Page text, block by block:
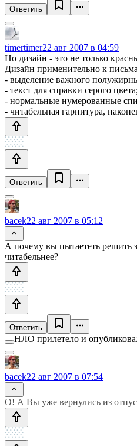
Ответить
timertimer22 авг 2007 в 04:59
Но дизайн - это не только
Дизайн применительно к
- выделение важного
- текст для справки серого цвета;
- нормальные нумерованные
- читабельная гарнитура,
Ответить
bacek22 авг 2007 в 05:12
А почему вы пытаететь решить
читабельнее?
Ответить
НЛО прилетело и
bacek22 авг 2007 в 07:54
О! А Вы уже вернулись из